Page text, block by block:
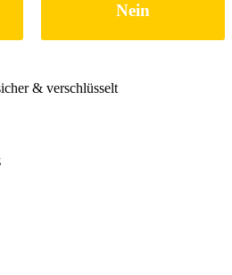
Nein
& verschlüsselt